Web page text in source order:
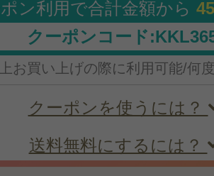
ン利用で合計金額から
クーポンコード
お買い上げの際に利用可能/何
クーポンを使うには？
送料無料にするには？